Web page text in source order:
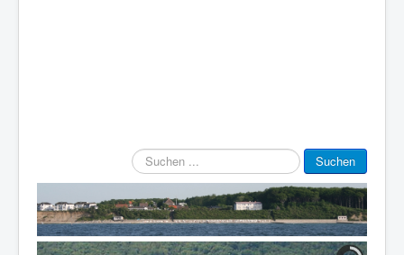
Suchen
...
Suchen